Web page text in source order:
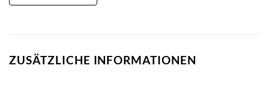
ZUSÄTZLICHE INFORMATIONEN